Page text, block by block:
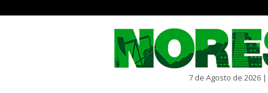
7 de Agosto de 2026 |